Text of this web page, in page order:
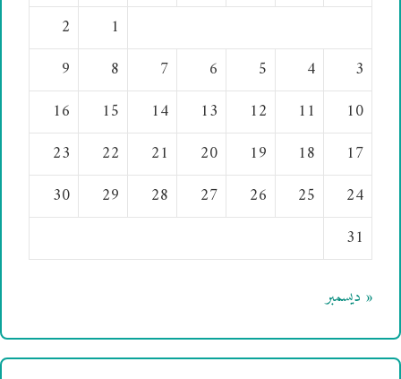
1
2
3
4
5
6
7
8
9
10
11
12
13
14
15
16
17
18
19
20
21
22
23
24
25
26
27
28
29
30
31
« ديسمبر